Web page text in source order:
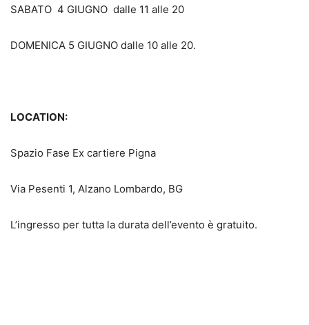
SABATO 4 GIUGNO dalle 11 alle 20
DOMENICA 5 GIUGNO dalle 10 alle 20.
LOCATION:
Spazio Fase Ex cartiere Pigna
Via Pesenti 1, Alzano Lombardo, BG
L’ingresso per tutta la durata dell’evento è gratuito.